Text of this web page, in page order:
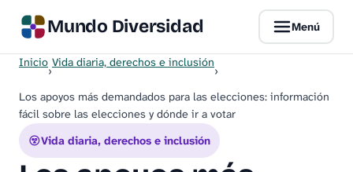
Mundo Diversidad Menú
Inicio
›
Vida diaria, derechos e inclusión
›
Los apoyos más demandados para las elecciones: información
fácil sobre las elecciones y dónde ir a votar
Vida diaria, derechos e inclusión